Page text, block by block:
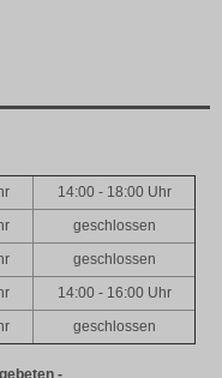
14:00 - 18:00 Uhr
geschlossen
geschlossen
14:00 - 16:00 Uhr
geschlossen
-